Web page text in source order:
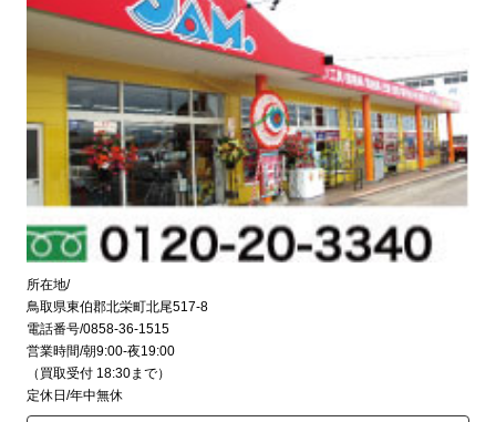
所在地/
鳥取県東伯郡北栄町北尾517-8
電話番号/0858-36-1515
営業時間/朝9:00-夜19:00
（買取受付 18:30まで）
定休日/年中無休